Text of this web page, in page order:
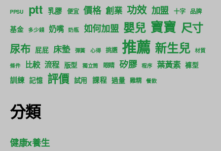
PPSU ptt 乳膠 便宜 價格 創業 功效 加盟 十字 品牌
基金 多少錢 奶嘴 奶瓶 如何加盟 嬰兒 寶寶 尺寸
尿布 屁屁 床墊 彈簧 心得 挑選 推薦 新生兒 材質
條件 比較 流程 版型 獨立筒 眼睛 矽膠 程序 葉黃素 褲型
訓練 記憶 評價 試用 課程 過量 雞精 餐飲
分類
健康x養生